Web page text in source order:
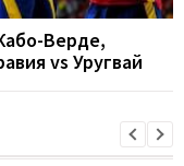
Верде,
vs Уругвай